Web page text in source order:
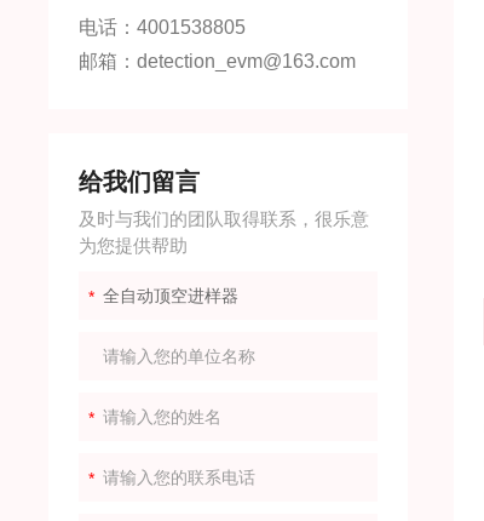
电话：4001538805
邮箱：detection_evm@163.com
给我们留言
及时与我们的团队取得联系，很乐意
为您提供帮助